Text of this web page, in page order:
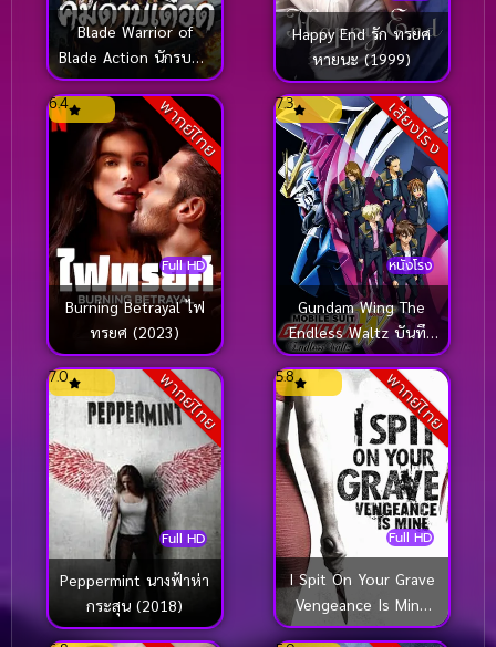
Blade Warrior of
Blade Action นักรบคม
ดาบเดือด (2026)
Happy End รัก ทรยศ
หายนะ (1999)
พากย์ไทย
Full HD
6.4
Burning Betrayal ไฟ
ทรยศ (2023)
เสียงโรง
หนังโรง
7.3
Gundam Wing The
Endless Waltz บันทึก
การยุทธ์บทใหม่ กันดั้ม
วิง เอนด์เลส วอลซ์
(1998)
พากย์ไทย
Full HD
7.0
Peppermint นางฟ้าห่า
กระสุน (2018)
พากย์ไทย
Full HD
5.8
I Spit On Your Grave
Vengeance Is Mine
เดนนรกต้องตาย 3